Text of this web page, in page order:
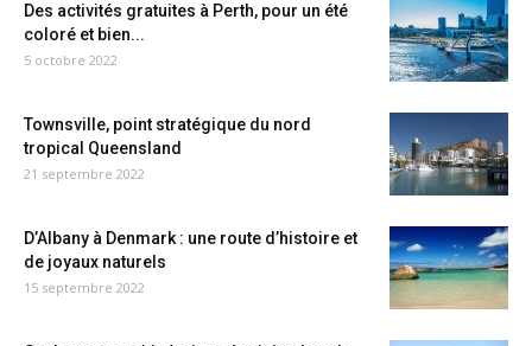
Des activités gratuites à Perth, pour un été
coloré et bien...
5 octobre 2022
Townsville, point stratégique du nord
tropical Queensland
21 septembre 2022
D’Albany à Denmark : une route d’histoire et
de joyaux naturels
15 septembre 2022